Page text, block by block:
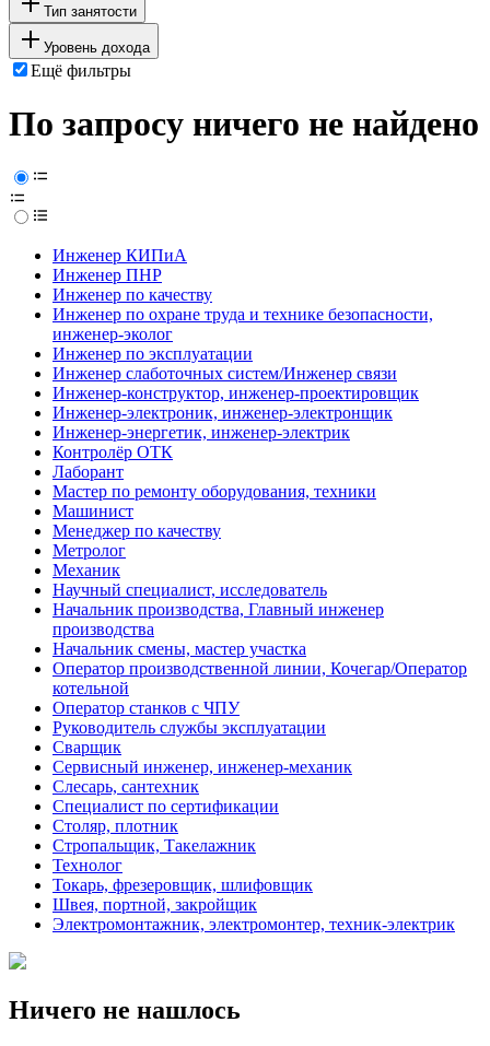
Тип занятости
Уровень дохода
Ещё фильтры
По запросу ничего не найдено
Инженер КИПиА
Инженер ПНР
Инженер по качеству
Инженер по охране труда и технике безопасности,
инженер-эколог
Инженер по эксплуатации
Инженер слаботочных систем/Инженер связи
Инженер-конструктор, инженер-проектировщик
Инженер-электроник, инженер-электронщик
Инженер-энергетик, инженер-электрик
Контролёр ОТК
Лаборант
Мастер по ремонту оборудования, техники
Машинист
Менеджер по качеству
Метролог
Механик
Научный специалист, исследователь
Начальник производства, Главный инженер
производства
Начальник смены, мастер участка
Оператор производственной линии, Кочегар/Оператор
котельной
Оператор станков с ЧПУ
Руководитель службы эксплуатации
Сварщик
Сервисный инженер, инженер-механик
Слесарь, сантехник
Специалист по сертификации
Столяр, плотник
Стропальщик, Такелажник
Технолог
Токарь, фрезеровщик, шлифовщик
Швея, портной, закройщик
Электромонтажник, электромонтер, техник-электрик
Ничего не нашлось